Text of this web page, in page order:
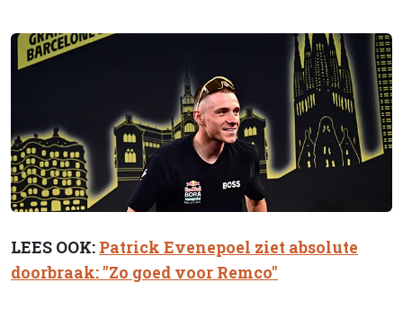
LEES OOK: Patrick Evenepoel ziet absolute
doorbraak: "Zo goed voor Remco"